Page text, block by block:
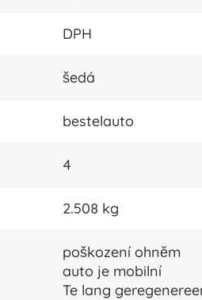
DPH
šedá
bestelauto
4
2.508 kg
poškození ohnĕm
auto je mobilní
Te lang